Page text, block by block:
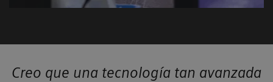
Creo que una tecnología tan avanzada